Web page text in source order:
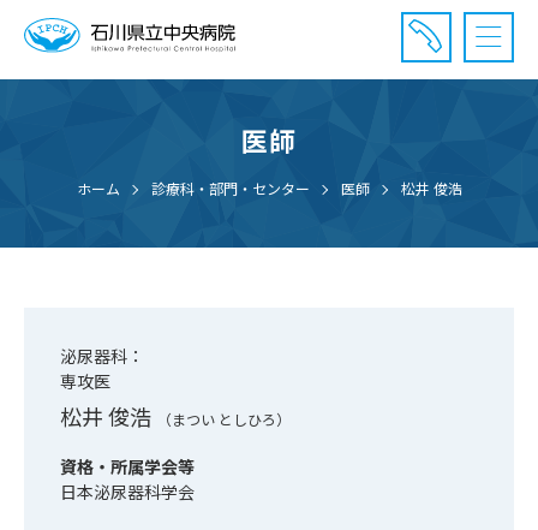
診療受付時間：午前8時20分〜午前11時20分まで
医師
ホーム 診療科・部門・センター 医師 松井 俊浩
泌尿器科：
専攻医
松井 俊浩 （まつい としひろ）
資格・所属学会等
日本泌尿器科学会